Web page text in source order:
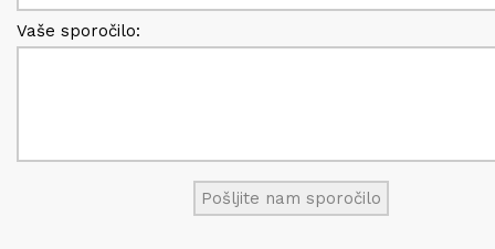
Vaše sporočilo: